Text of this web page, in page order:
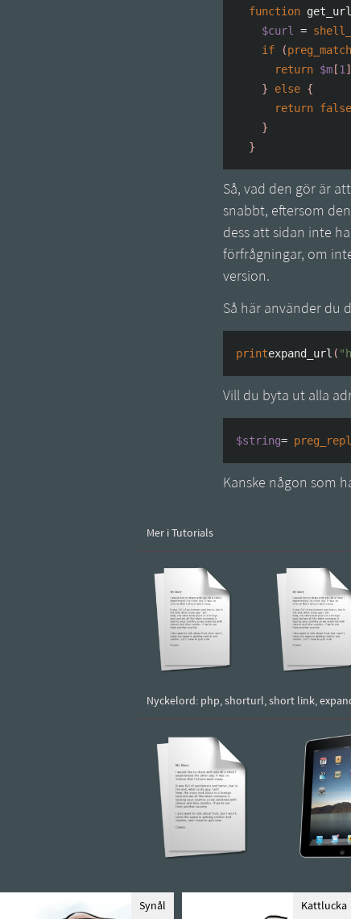
function
$curl
=
if
(preg_match
return $m [1 ]
}
else {
return false
}
}
Så, vad den gör är
snabbt, eftersom
dess att sidan inte
förfrågningar, om
version.
Så här använder du
printexpand_url (
Vill du byta ut alla
$string=
Kanske någon som
Mer i Tutorials
Nyckelord: php, shorturl, short link,
Synål Kattlucka